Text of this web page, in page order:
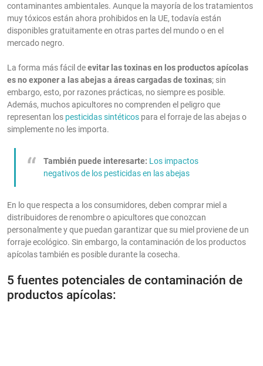
contaminantes ambientales. Aunque la mayoría de los tratamientos
muy tóxicos están ahora prohibidos en la UE, todavía están
disponibles gratuitamente en otras partes del mundo o en el
mercado negro.
La forma más fácil deevitar las toxinas en los productos apícolas
es no exponer a las abejas a áreas cargadas de toxinas; sin
embargo, esto, por razones prácticas, no siempre es posible.
Además, muchos apicultores no comprenden el peligro que
representan los pesticidas sintéticos para el forraje de las abejas o
simplemente no les importa.
También puede interesarte: Los impactos
negativos de los pesticidas en las abejas
En lo que respecta a los consumidores, deben comprar miel a
distribuidores de renombre o apicultores que conozcan
personalmente y que puedan garantizar que su miel proviene de un
forraje ecológico. Sin embargo, la contaminación de los productos
apícolas también es posible durante la cosecha.
5 fuentes potenciales de contaminación de
productos apícolas: